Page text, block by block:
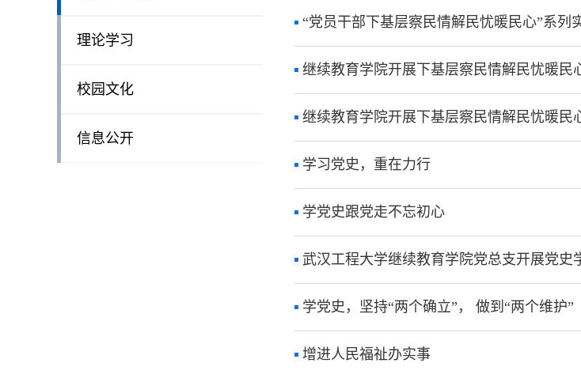
理论学习
校园文化
信息公开
“党员干部下基层察民情解民忧暖民心”系
继续教育学院开展下基层察民情解民忧暖
继续教育学院开展下基层察民情解民忧暖
学习党史，重在力行
学党史跟党走不忘初心
武汉工程大学继续教育学院党总支开展党史
学党史，坚持“两个确立”， 做到“两个维护”
增进人民福祉办实事